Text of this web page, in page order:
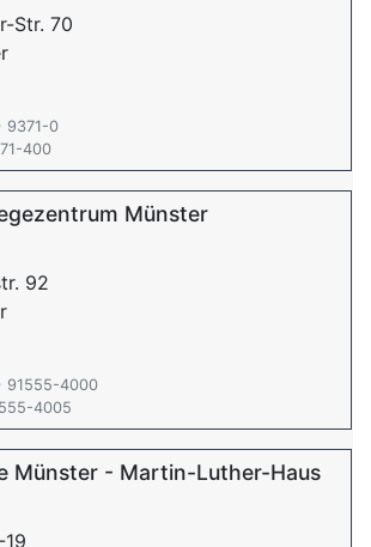
Str. 70
9371-0
400
Münster
92
91555-4000
4005
Münster - Martin-Luther-Haus